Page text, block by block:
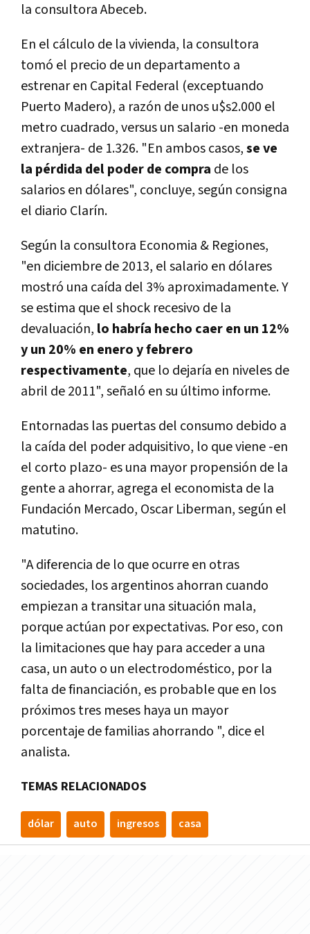
la consultora Abeceb.
En el cálculo de la vivienda, la consultora
tomó el precio de un departamento a
estrenar en Capital Federal (exceptuando
Puerto Madero), a razón de unos u$s2.000 el
metro cuadrado, versus un salario -en moneda
extranjera- de 1.326. "En ambos casos,se ve
la pérdida del poder de compra de los
salarios en dólares", concluye, según consigna
el diario Clarín.
Según la consultora Economia & Regiones,
"en diciembre de 2013, el salario en dólares
mostró una caída del 3% aproximadamente. Y
se estima que el shock recesivo de la
devaluación, lo habría hecho caer en un 12%
y un 20% en enero y febrero
respectivamente, que lo dejaría en niveles de
abril de 2011", señaló en su último informe.
Entornadas las puertas del consumo debido a
la caída del poder adquisitivo, lo que viene -en
el corto plazo- es una mayor propensión de la
gente a ahorrar, agrega el economista de la
Fundación Mercado, Oscar Liberman, según el
matutino.
"A diferencia de lo que ocurre en otras
sociedades, los argentinos ahorran cuando
empiezan a transitar una situación mala,
porque actúan por expectativas. Por eso, con
la limitaciones que hay para acceder a una
casa, un auto o un electrodoméstico, por la
falta de financiación, es probable que en los
próximos tres meses haya un mayor
porcentaje de familias ahorrando ", dice el
analista.
TEMAS RELACIONADOS
dólar auto ingresos casa